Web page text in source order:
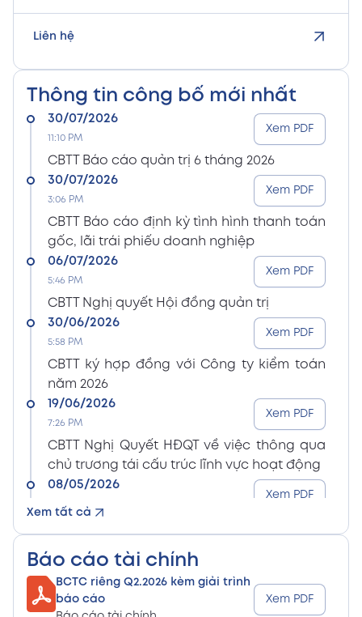
Liên hệ
Thông tin công bố mới nhất
Xem tất cả
30/07/2026
11:10 PM
CBTT Báo cáo quản trị 6 tháng 2026
Xem PDF
30/07/2026
3:06 PM
CBTT Báo cáo định kỳ tình hình thanh toán
gốc, lãi trái phiếu doanh nghiệp
Xem PDF
06/07/2026
5:46 PM
CBTT Nghị quyết Hội đồng quản trị
Xem PDF
30/06/2026
5:58 PM
CBTT ký hợp đồng với Công ty kiểm toán
năm 2026
Xem PDF
19/06/2026
7:26 PM
CBTT Nghị Quyết HĐQT về việc thông qua
chủ trương tái cấu trúc lĩnh vực hoạt động
Xem PDF
08/05/2026
8:15 PM
Xem PDF
8:15 PM
CBTT Điều lệ Công ty sửa đổi bổ sung (Vn)
08/05/2026
Báo cáo tài chính
BCTC riêng Q2.2026 kèm giải trình
báo cáo
Xem PDF